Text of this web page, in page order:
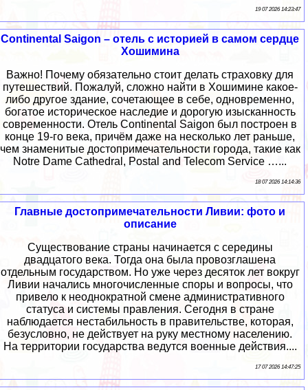
19 07 2026 14:23:47
Continental Saigon – отель с историей в самом сердце
Хошимина
Важно! Почему обязательно стоит делать страховку для
путешествий. Пожалуй, сложно найти в Хошимине какое-
либо другое здание, сочетающее в себе, одновременно,
богатое историческое наследие и дорогую изысканность
современности. Отель Continental Saigon был построен в
конце 19-го века, причём даже на несколько лет раньше,
чем знаменитые достопримечательности города, такие как
Notre Dame Cathedral, Postal and Telecom Service …...
18 07 2026 14:14:36
Главные достопримечательности Ливии: фото и
описание
Существование страны начинается с середины
двадцатого века. Тогда она была провозглашена
отдельным государством. Но уже через десяток лет вокруг
Ливии начались многочисленные споры и вопросы, что
привело к неоднократной смене административного
статуса и системы правления. Сегодня в стране
наблюдается нестабильность в правительстве, которая,
безусловно, не действует на руку местному населению.
На территории государства ведутся военные действия....
17 07 2026 14:47:25